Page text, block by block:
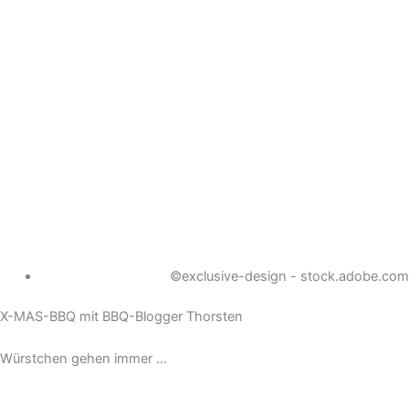
©exclusive-design - stock.adobe.com
X-MAS-BBQ mit BBQ-Blogger Thorsten
Würstchen gehen immer ...